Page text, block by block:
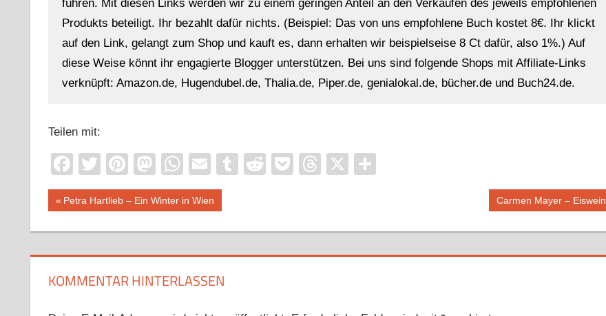
führen. Mit diesen Links werden wir zu einem geringen Anteil an den Verkäufen des jeweils empfohlenen
Produkts beteiligt. Ihr bezahlt dafür nichts. (Beispiel: Das von uns empfohlene Buch kostet 8€. Ihr klickt
auf den Link, gelangt zum Shop und kauft es, dann erhalten wir beispielseise 8 Ct dafür, also 1%.) Auf
diese Weise könnt ihr engagierte Blogger unterstützen. Bei uns sind folgende Shops mit Affiliate-Links
verknüpft: Amazon.de, Hugendubel.de, Thalia.de, Piper.de, genialokal.de, bücher.de und Buch24.de.
Teilen mit:
Facebook
TwitterPinterest
Mastodon
WhatsApp
EmailTumblr
RedditPocketThreads
X
Beitragsnavigation
Vorheriger
Petra Hartlieb – Ein Winter in Wien
Nächster
Carmen Mayer – Eiswein
KOMMENTAR HINTERLASSEN